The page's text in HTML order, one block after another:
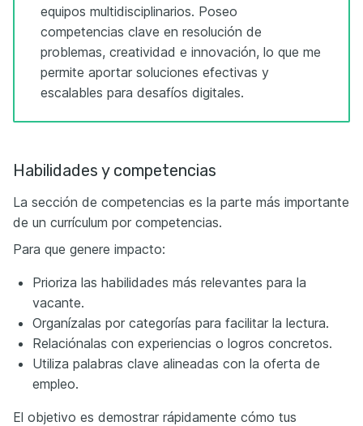
equipos multidisciplinarios. Poseo
competencias clave en resolución de
problemas, creatividad e innovación, lo que me
permite aportar soluciones efectivas y
escalables para desafíos digitales.
Habilidades y competencias
La sección de competencias es la parte más importante
de un currículum por competencias.
Para que genere impacto:
Prioriza las habilidades más relevantes para la
vacante.
Organízalas por categorías para facilitar la lectura.
Relaciónalas con experiencias o logros concretos.
Utiliza palabras clave alineadas con la oferta de
empleo.
El objetivo es demostrar rápidamente cómo tus